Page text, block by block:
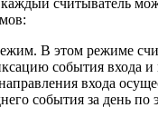
В этом режиме
события входа и
входа
события за день по